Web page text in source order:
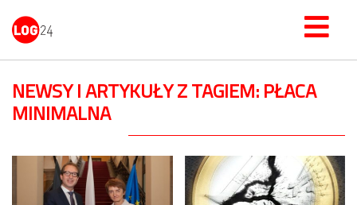
NEWSY I ARTYKUŁY Z TAGIEM: PŁACA
MINIMALNA